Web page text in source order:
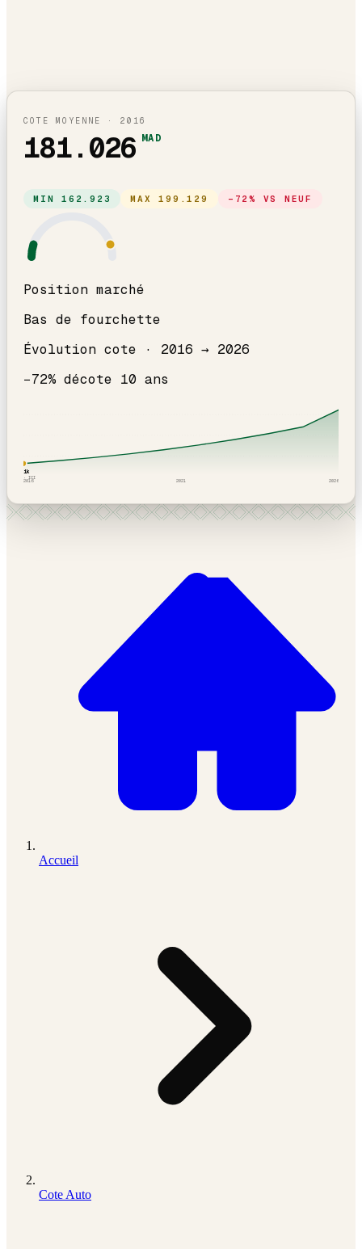
COTE MOYENNE · 2016
181.026 MAD
MIN162.923 MAX199.129 − 72% VS NEUF
Position marché
Bas de fourchette
Évolution cote · 2016 → 2026
−72% décote 10 ans
181k
· ICI
2016 2021 2026
Accueil
Cote Auto